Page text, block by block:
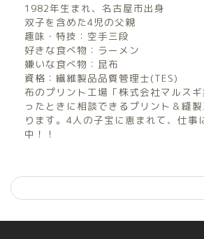
1982年生まれ、名古屋市出身
双子を含めた4児の父親
趣味・特技：空手三段
好きな食べ物：ラーメン
嫌いな食べ物：昆布
資格：繊維製品品質管理士(TES)
布のプリント工場「株式会社マルス
ったときに相談できるプリント＆縫
ります。4人の子宝に恵まれて、仕事
中！！